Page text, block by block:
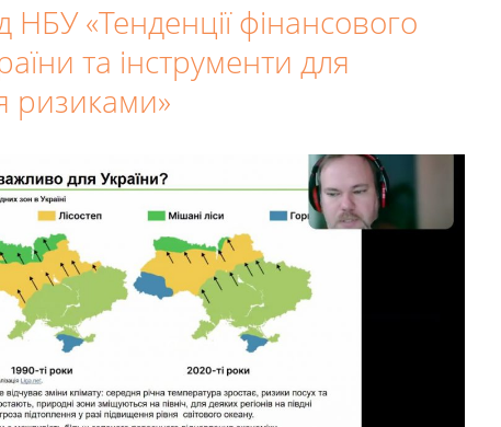
НБУ «Тенденції фінансового
та інструменти для
ризиками»